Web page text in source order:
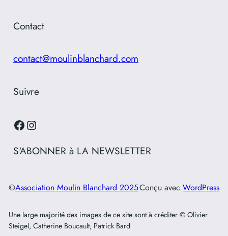
Contact
contact@moulinblanchard.com
Suivre
Facebook Instagram
S'ABONNER à LA NEWSLETTER
©Association Moulin Blanchard 2025Conçu avecWordPress
Une large majorité des images de ce site sont à créditer © Olivier
Steigel, Catherine Boucault, Patrick Bard